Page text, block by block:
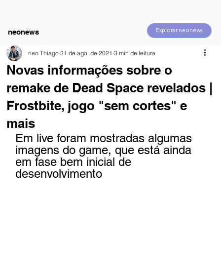
Explorar neonews
neonews
Novas informações sobre o
remake de Dead Space revelados |
Frostbite, jogo "sem cortes" e
mais
neo Thiago 31 de ago. de 2021 3 min de leitura
Em live foram mostradas algumas
imagens do game, que está ainda
em fase bem inicial de
desenvolvimento